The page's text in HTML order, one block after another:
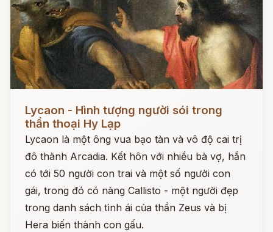
Lycaon - Hình tượng người sói trong
thần thoại Hy Lạp
Lycaon là một ông vua bạo tàn và vô độ cai trị
đô thành Arcadia. Kết hôn với nhiều bà vợ, hắn
có tới 50 người con trai và một số người con
gái, trong đó có nàng Callisto - một người đẹp
trong danh sách tình ái của thần Zeus và bị
Hera biến thành con gấu.